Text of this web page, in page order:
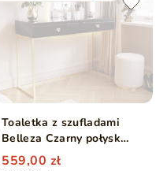
Toaletka z szufladami
Belleza Czarny połysk
Złoty stelaż
559,00 zł